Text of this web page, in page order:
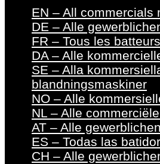
EN – All commercials
DE – Alle
FR – Tous les
DA – Alle
SE – Alla
blandningsmaskiner
NO – Alle
NL – Alle
AT – Alle
ES – Todas las
CH – Alle